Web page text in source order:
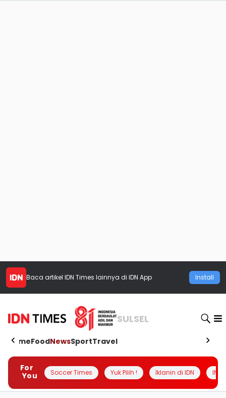
Baca artikel IDN Times lainnya di IDN App Install
SULSEL
HomeFoodNewsSportTravel
For
You
Soccer Times Yuk Pilih ! Iklanin di IDN